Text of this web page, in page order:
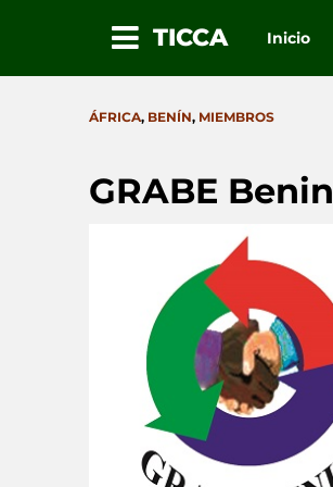
TICCA Inicio
CATEGORIES
ÁFRICA, BENÍN, MIEMBROS
GRABE Benin